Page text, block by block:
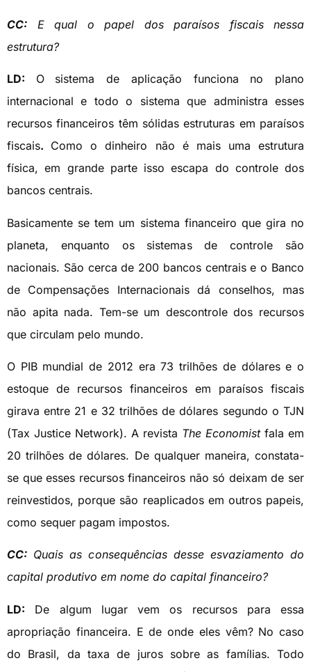
CC: E qual o papel dos paraísos fiscais nessa
estrutura?
LD: O
sistema de aplicação funciona no plano
internacional e todo o sistema que administra esses
recursos financeiros têm sólidas estruturas em paraísos
fiscais. Como o dinheiro não é mais uma estrutura
física, em grande parte isso escapa do controle dos
bancos centrais.
Basicamente se tem um sistema financeiro que gira no
planeta, enquanto os sistemas de controle são
nacionais. São cerca de 200 bancos centrais e o Banco
de Compensações Internacionais dá conselhos, mas
não apita nada. Tem-se um descontrole dos recursos
que circulam pelo mundo.
O PIB mundial de 2012 era 73 trilhões de dólares e o
estoque de recursos financeiros em paraísos fiscais
girava entre 21 e 32 trilhões de dólares segundo o TJN
(Tax Justice Network). A revista The Economistfala em
20 trilhões de dólares. De qualquer maneira, constata-
se que esses recursos financeiros não só deixam de ser
reinvestidos, porque são reaplicados em outros papeis,
como sequer pagam impostos.
CC: Quais as consequências desse esvaziamento do
capital produtivo em nome do capital financeiro?
LD: De algum lugar vem os recursos para essa
apropriação financeira. E de onde eles vêm? No caso
do Brasil, da taxa de juros sobre as famílias. Todo